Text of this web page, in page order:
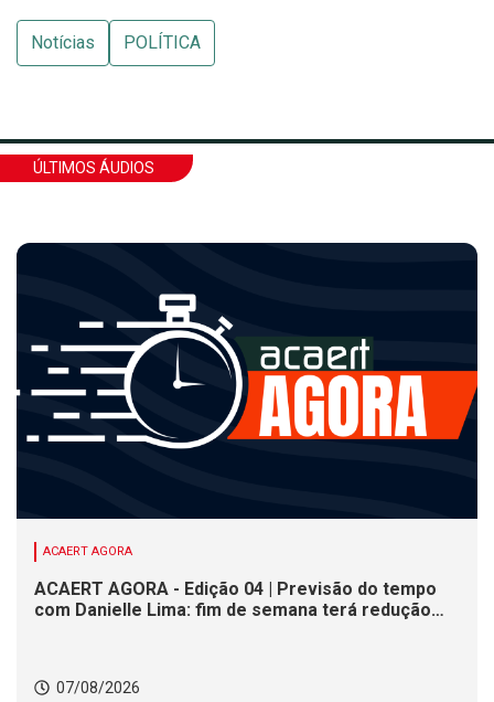
Notícias POLÍTICA
ÚLTIMOS ÁUDIOS
ACAERT AGORA
ACAERT AGORA - Edição 04 | Previsão do tempo
com Danielle Lima: fim de semana terá redução
07/08/2026